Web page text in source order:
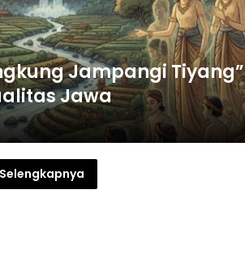
Jampangi Tiyang”
Jawa
Selengkapnya